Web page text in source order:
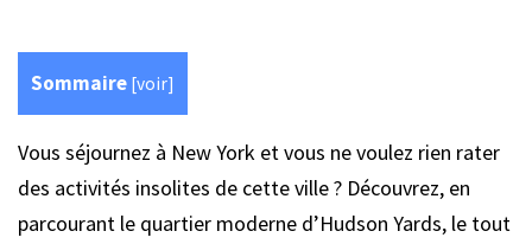
Sommaire [voir]
Vous séjournez à New York et vous ne voulez rien rater
des activités insolites de cette ville ? Découvrez, en
parcourant le quartier moderne d’Hudson Yards, le tout